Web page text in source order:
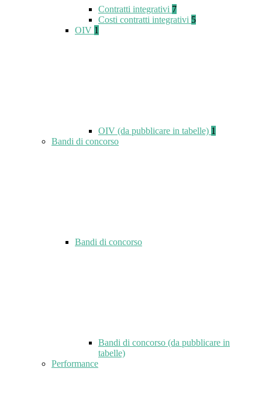
Contratti integrativi 7
Costi contratti integrativi 5
OIV 1
OIV (da pubblicare in tabelle) 1
Bandi di concorso
Bandi di concorso
Bandi di concorso (da pubblicare in
tabelle)
Performance